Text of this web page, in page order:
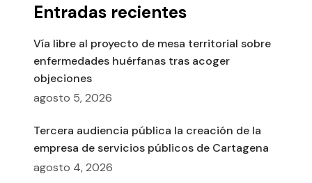
Entradas recientes
Vía libre al proyecto de mesa territorial sobre
enfermedades huérfanas tras acoger
objeciones
agosto 5, 2026
Tercera audiencia pública la creación de la
empresa de servicios públicos de Cartagena
agosto 4, 2026